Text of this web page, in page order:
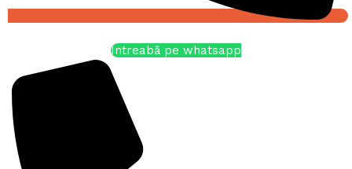
Întreabă pe whatsapp